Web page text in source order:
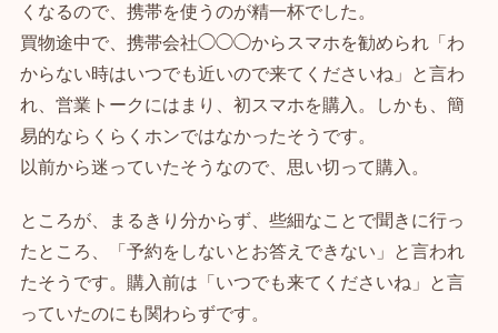
くなるので、携帯を使うのが精一杯でした。
買物途中で、携帯会社◯◯◯からスマホを勧められ「わ
からない時はいつでも近いので来てくださいね」と言わ
れ、営業トークにはまり、初スマホを購入。しかも、簡
易的ならくらくホンではなかったそうです。
以前から迷っていたそうなので、思い切って購入。
ところが、まるきり分からず、些細なことで聞きに行っ
たところ、「予約をしないとお答えできない」と言われ
たそうです。購入前は「いつでも来てくださいね」と言
っていたのにも関わらずです。